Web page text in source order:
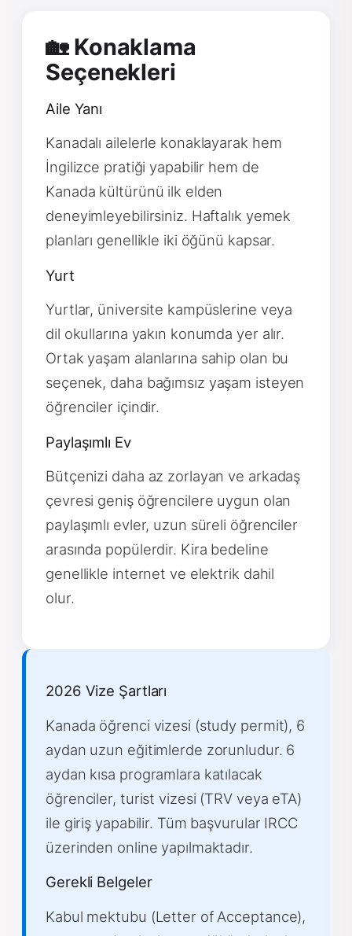
🏡 Konaklama
Seçenekleri
Aile Yanı
Kanadalı ailelerle konaklayarak hem
İngilizce pratiği yapabilir hem de
Kanada kültürünü ilk elden
deneyimleyebilirsiniz. Haftalık yemek
planları genellikle iki öğünü kapsar.
Yurt
Yurtlar, üniversite kampüslerine veya
dil okullarına yakın konumda yer alır.
Ortak yaşam alanlarına sahip olan bu
seçenek, daha bağımsız yaşam isteyen
öğrenciler içindir.
Paylaşımlı Ev
Bütçenizi daha az zorlayan ve arkadaş
çevresi geniş öğrencilere uygun olan
paylaşımlı evler, uzun süreli öğrenciler
arasında popülerdir. Kira bedeline
genellikle internet ve elektrik dahil
olur.
2026 Vize Şartları
Kanada öğrenci vizesi (study permit), 6
aydan uzun eğitimlerde zorunludur. 6
aydan kısa programlara katılacak
öğrenciler, turist vizesi (TRV veya eTA)
ile giriş yapabilir. Tüm başvurular IRCC
üzerinden online yapılmaktadır.
Gerekli Belgeler
Kabul mektubu (Letter of Acceptance),